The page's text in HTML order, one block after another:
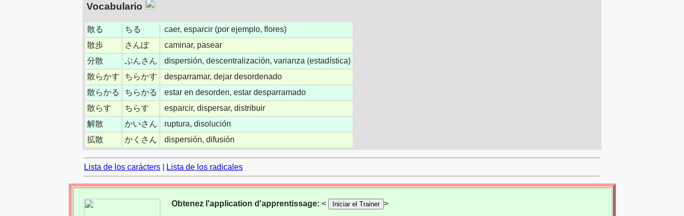
Vocabulario
散る ちる
caer, esparcir (por ejemplo, flores)
散歩
さんぽ
caminar, pasear
分散
ぶんさん
dispersión, descentralización, varianza (estadística)
散らかす
ちらかす
desparramar, dejar desordenado
散らかる
ちらかる
estar en desorden, estar desparramado
散らす
ちらす
esparcir, dispersar, distribuir
解散
かいさん
ruptura, disolución
拡散
かくさん dispersión, difusión
Lista de los carácters Lista de los radicales
Obtenez l'application d'apprentissage: < Iniciar el Trainer >